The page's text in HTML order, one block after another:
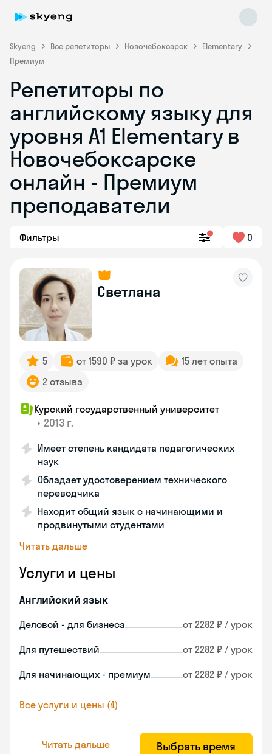
Skyeng Все репетиторы Новочебоксарск
Elementary
Премиум
Репетиторы по
английскому языку для
уровня A1 Elementary в
Новочебоксарске
онлайн - Премиум
преподаватели
Фильтры 0
Светлана
5 от 1590 ₽ за урок
15 лет опыта
2 отзыва
Курский государственный университет
• 2013 г.
Имеет степень кандидата педагогических
наук
Обладает удостоверением технического
переводчика
Находит общий язык с начинающими и
продвинутыми студентами
Читать дальше
Услуги и цены
Английский язык
Деловой - для бизнеса от 2282 ₽ / урок
Для путешествий от 2282 ₽ / урок
Для начинающих - премиум от 2282 ₽ / урок
Все услуги и цены (4)
Читать дальше Выбрать время
Skyeng Chat